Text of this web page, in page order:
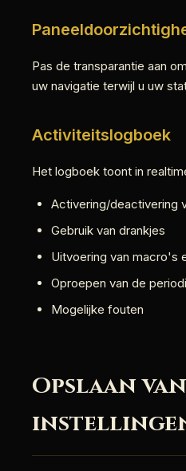
Pas de transparantie aan
uw navigatie terwijl u uw
Activiteitslogboek
Het logboek toont in
Activering/deactivering
Gebruik van drankjes
Uitvoering van macro's
Oproepen van de
Mogelijke fouten
Opslaan van